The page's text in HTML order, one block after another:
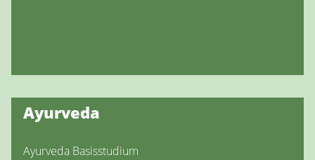
Ayurveda
Ayurveda Basisstudium